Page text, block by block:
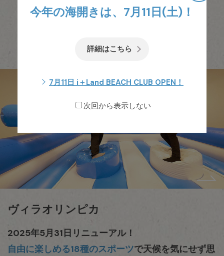
ヴィラオリンピカ
2025年5月31日リニューアル！
自由に楽しめる18種のスポーツで天候を気にせず思
今年の海開きは、7月11日(土)！
詳細はこちら
7月11日 i＋Land BEACH CLUB OPEN！
次回から表示しない